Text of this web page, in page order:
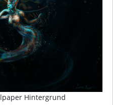
Hintergrund